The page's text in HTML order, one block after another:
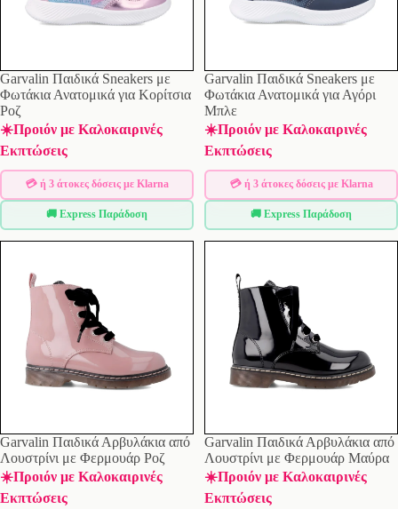
Garvalin Παιδικά Sneakers με
Φωτάκια Ανατομικά για Κορίτσια
Ροζ
☀️Προιόν με Καλοκαιρινές
Εκπτώσεις
💳 ή 3 άτοκες δόσεις με Klarna
🚚 Express Παράδοση
Garvalin Παιδικά Sneakers με
Φωτάκια Ανατομικά για Αγόρι
Μπλε
☀️Προιόν με Καλοκαιρινές
Εκπτώσεις
💳 ή 3 άτοκες δόσεις με Klarna
🚚 Express Παράδοση
Garvalin Παιδικά Αρβυλάκια από
Λουστρίνι με Φερμουάρ Ροζ
☀️Προιόν με Καλοκαιρινές
Εκπτώσεις
Garvalin Παιδικά Αρβυλάκια από
Λουστρίνι με Φερμουάρ Μαύρα
☀️Προιόν με Καλοκαιρινές
Εκπτώσεις